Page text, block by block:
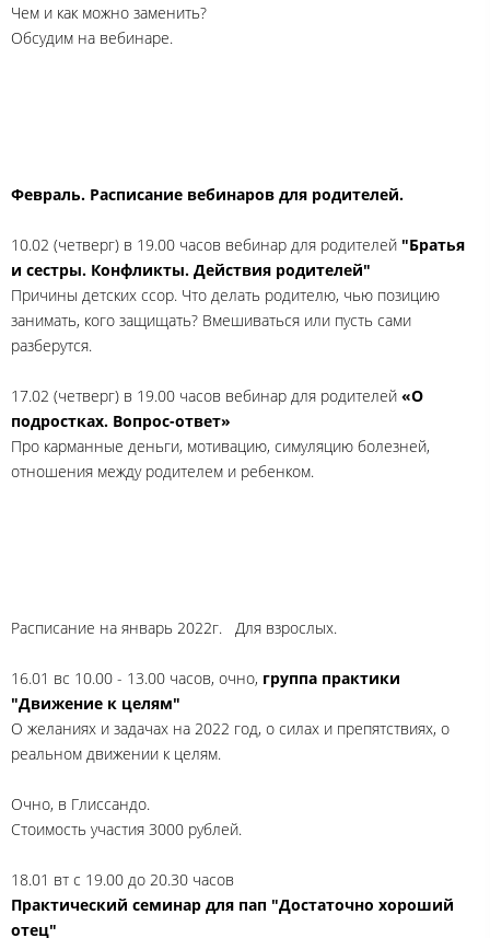
Чем и как можно заменить?
Обсудим на вебинаре.
Февраль. Расписание вебинаров для родителей.
10.02 (четверг) в 19.00 часов вебинар для родителей "Братья
и сестры. Конфликты. Действия родителей"
Причины детских ссор. Что делать родителю, чью позицию
занимать, кого защищать? Вмешиваться или пусть сами
разберутся.
17.02 (четверг) в 19.00 часов вебинар для родителей «О
подростках. Вопрос-ответ»
Про карманные деньги, мотивацию, симуляцию болезней,
отношения между родителем и ребенком.
Расписание на январь 2022г. Для взрослых.
16.01 вс 10.00 - 13.00 часов, очно, группа практики
"Движение к целям"
О желаниях и задачах на 2022 год, о силах и препятствиях, о
реальном движении к целям.
Очно, в Глиссандо.
Стоимость участия 3000 рублей.
18.01 вт с 19.00 до 20.30 часов
Практический семинар для пап "Достаточно хороший
отец"